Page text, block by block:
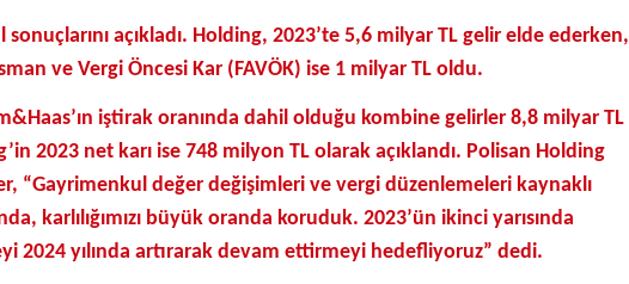
açıkladı. Holding, 2023’te 5,6 milyar TL gelir elde ederken,
ve Vergi Öncesi Kar (FAVÖK) ise 1 milyar TL oldu.
iştirak oranında dahil olduğu kombine gelirler 8,8 milyar TL
2023 net karı ise 748 milyon TL olarak açıklandı. Polisan Holding
“Gayrimenkul değer değişimleri ve vergi düzenlemeleri kaynaklı
karlılığımızı büyük oranda koruduk. 2023’ün ikinci yarısında
2024 yılında artırarak devam ettirmeyi hedefliyoruz” dedi.